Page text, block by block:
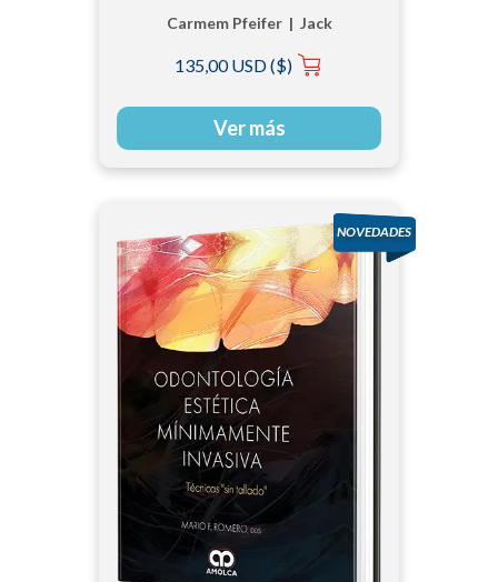
Carmem Pfeifer | Jack
Sakaguchi
135,00 USD ($)
Ver más